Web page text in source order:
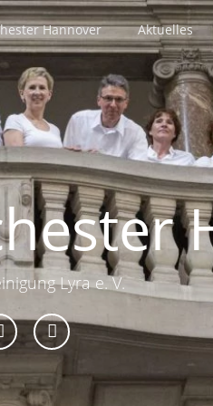
Hannover Aktuelles
Lyra e. V.